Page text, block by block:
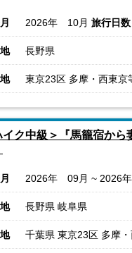
2026年 10月 旅行日数
長野県
東京23区 多摩・西東京
イク中級＞『馬籠宿か
2026年 09月 ~ 2026
長野県 岐阜県
千葉県 東京23区 多摩